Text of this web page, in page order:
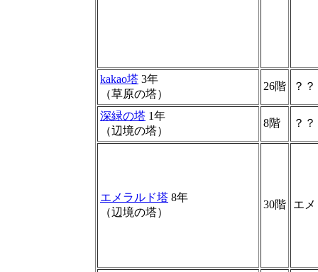
kakao塔 3年
（草原の塔）
26階 ？
深緑の塔 1年
（辺境の塔）
8階 ？
エメラルド塔 8年
（辺境の塔）
30階 エメ